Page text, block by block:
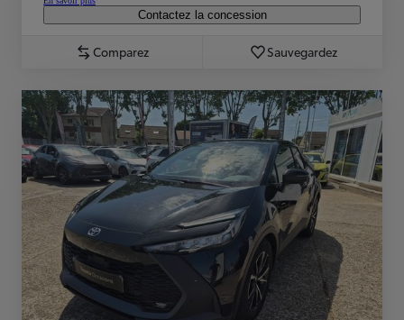
Contactez la concession
Comparez Sauvegardez